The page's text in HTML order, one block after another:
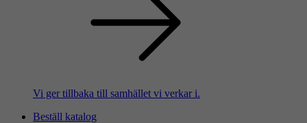
Vi ger tillbaka till samhället vi verkar i.
Beställ katalog